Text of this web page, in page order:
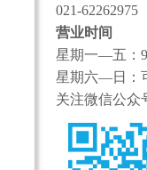
021-62262975
营业时间
星期一—五：
星期六—日：
关注微信公众